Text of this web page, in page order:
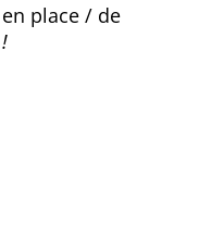
place / de